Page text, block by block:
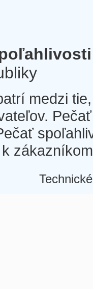
medzi